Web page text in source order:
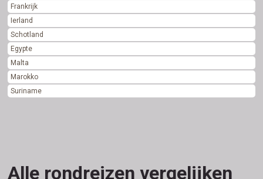
Frankrijk
Ierland
Schotland
Egypte
Malta
Marokko
Suriname
Alle rondreizen vergelijken